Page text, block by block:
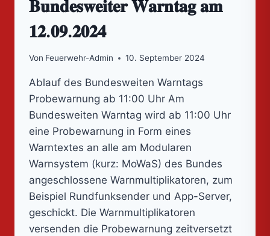
𝐁𝐮𝐧𝐝𝐞𝐬𝐰𝐞𝐢𝐭𝐞𝐫 𝐖𝐚𝐫𝐧𝐭𝐚𝐠 𝐚𝐦
𝟏𝟐.𝟎𝟗.𝟐𝟎𝟐𝟒
Von Feuerwehr-Admin 10. September 2024
Ablauf des Bundesweiten Warntags
Probewarnung ab 11:00 Uhr Am
Bundesweiten Warntag wird ab 11:00 Uhr
eine Probewarnung in Form eines
Warntextes an alle am Modularen
Warnsystem (kurz: MoWaS) des Bundes
angeschlossene Warnmultiplikatoren, zum
Beispiel Rundfunksender und App-Server,
geschickt. Die Warnmultiplikatoren
versenden die Probewarnung zeitversetzt